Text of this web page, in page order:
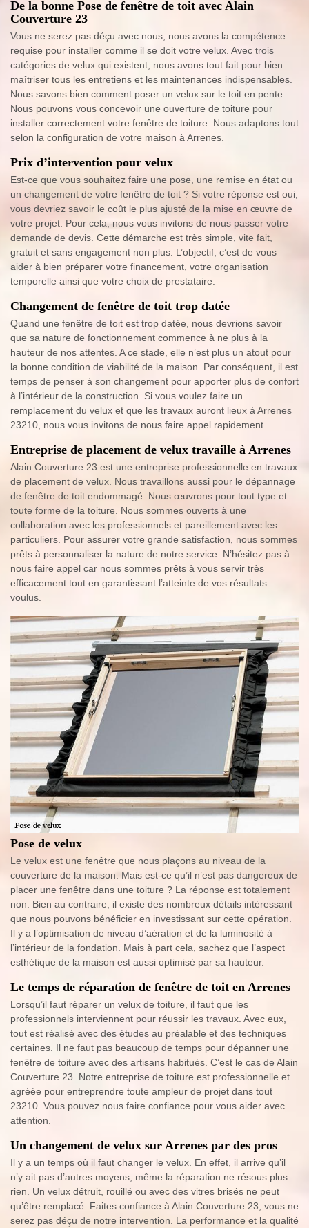
De la bonne Pose de fenêtre de toit avec Alain
Couverture 23
Vous ne serez pas déçu avec nous, nous avons la compétence
requise pour installer comme il se doit votre velux. Avec trois
catégories de velux qui existent, nous avons tout fait pour bien
maîtriser tous les entretiens et les maintenances indispensables.
Nous savons bien comment poser un velux sur le toit en pente.
Nous pouvons vous concevoir une ouverture de toiture pour
installer correctement votre fenêtre de toiture. Nous adaptons tout
selon la configuration de votre maison à Arrenes.
Prix d’intervention pour velux
Est-ce que vous souhaitez faire une pose, une remise en état ou
un changement de votre fenêtre de toit ? Si votre réponse est oui,
vous devriez savoir le coût le plus ajusté de la mise en œuvre de
votre projet. Pour cela, nous vous invitons de nous passer votre
demande de devis. Cette démarche est très simple, vite fait,
gratuit et sans engagement non plus. L’objectif, c’est de vous
aider à bien préparer votre financement, votre organisation
temporelle ainsi que votre choix de prestataire.
Changement de fenêtre de toit trop datée
Quand une fenêtre de toit est trop datée, nous devrions savoir
que sa nature de fonctionnement commence à ne plus à la
hauteur de nos attentes. A ce stade, elle n’est plus un atout pour
la bonne condition de viabilité de la maison. Par conséquent, il est
temps de penser à son changement pour apporter plus de confort
à l’intérieur de la construction. Si vous voulez faire un
remplacement du velux et que les travaux auront lieux à Arrenes
23210, nous vous invitons de nous faire appel rapidement.
Entreprise de placement de velux travaille à Arrenes
Alain Couverture 23 est une entreprise professionnelle en travaux
de placement de velux. Nous travaillons aussi pour le dépannage
de fenêtre de toit endommagé. Nous œuvrons pour tout type et
toute forme de la toiture. Nous sommes ouverts à une
collaboration avec les professionnels et pareillement avec les
particuliers. Pour assurer votre grande satisfaction, nous sommes
prêts à personnaliser la nature de notre service. N’hésitez pas à
nous faire appel car nous sommes prêts à vous servir très
efficacement tout en garantissant l’atteinte de vos résultats
voulus.
Pose de velux
Le velux est une fenêtre que nous plaçons au niveau de la
couverture de la maison. Mais est-ce qu’il n’est pas dangereux de
placer une fenêtre dans une toiture ? La réponse est totalement
non. Bien au contraire, il existe des nombreux détails intéressant
que nous pouvons bénéficier en investissant sur cette opération.
Il y a l’optimisation de niveau d’aération et de la luminosité à
l’intérieur de la fondation. Mais à part cela, sachez que l’aspect
esthétique de la maison est aussi optimisé par sa hauteur.
Le temps de réparation de fenêtre de toit en Arrenes
Lorsqu’il faut réparer un velux de toiture, il faut que les
professionnels interviennent pour réussir les travaux. Avec eux,
tout est réalisé avec des études au préalable et des techniques
certaines. Il ne faut pas beaucoup de temps pour dépanner une
fenêtre de toiture avec des artisans habitués. C’est le cas de Alain
Couverture 23. Notre entreprise de toiture est professionnelle et
agréée pour entreprendre toute ampleur de projet dans tout
23210. Vous pouvez nous faire confiance pour vous aider avec
attention.
Un changement de velux sur Arrenes par des pros
Il y a un temps où il faut changer le velux. En effet, il arrive qu’il
n’y ait pas d’autres moyens, même la réparation ne résous plus
rien. Un velux détruit, rouillé ou avec des vitres brisés ne peut
qu’être remplacé. Faites confiance à Alain Couverture 23, vous ne
serez pas déçu de notre intervention. La performance et la qualité